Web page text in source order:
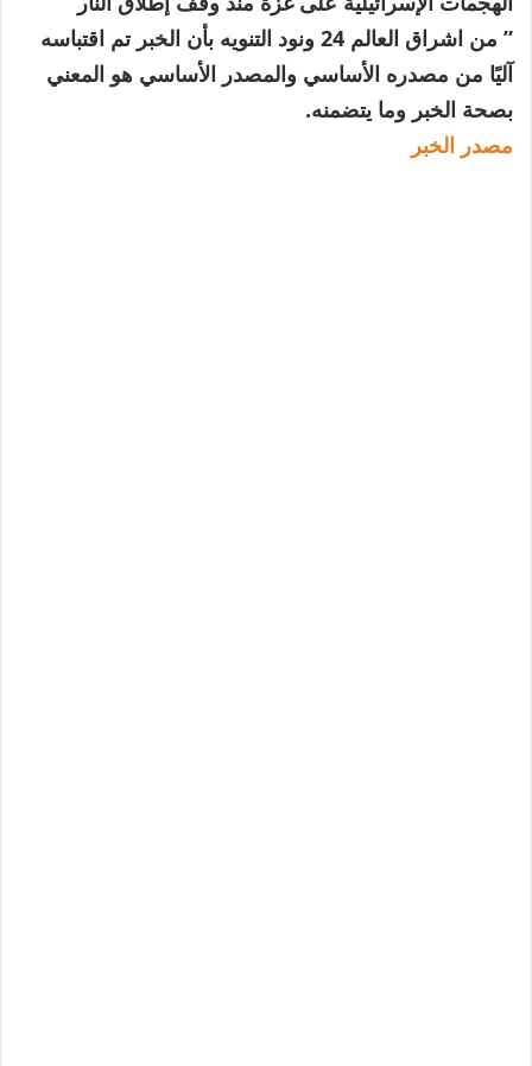
” من اشراق العالم 24 ونود التنويه بأن الخبر تم اقتباسه
آليًا من مصدره الأساسي والمصدر الأساسي هو المعني
بصحة الخبر وما يتضمنه.
مصدر الخبر